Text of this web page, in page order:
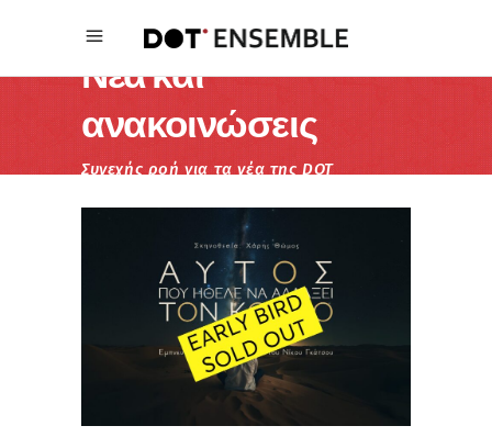
Νέα και
ανακοινώσεις
Συνεχής ροή για τα νέα της DOT